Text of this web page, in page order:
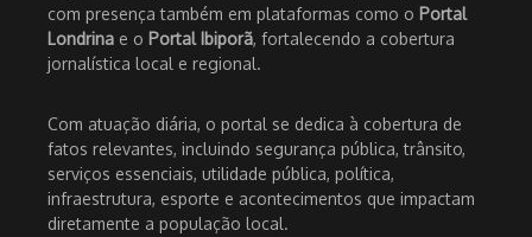
com presença também em plataformas como o Portal
Londrina e o Portal Ibiporã, fortalecendo a cobertura
jornalística local e regional.
Com atuação diária, o portal se dedica à cobertura de
fatos relevantes, incluindo segurança pública, trânsito,
serviços essenciais, utilidade pública, política,
infraestrutura, esporte e acontecimentos que impactam
diretamente a população local.